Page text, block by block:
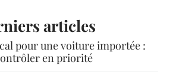
articles
pour une voiture importée :
en priorité